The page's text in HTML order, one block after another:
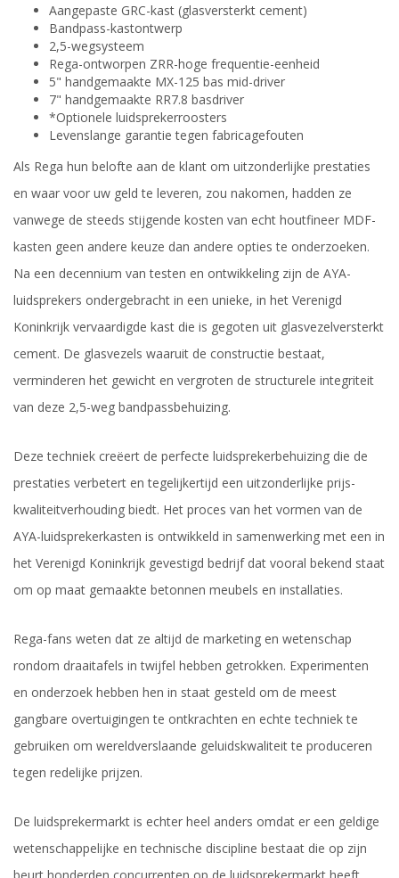
Aangepaste GRC-kast (glasversterkt cement)
Bandpass-kastontwerp
2,5-wegsysteem
Rega-ontworpen ZRR-hoge frequentie-eenheid
5" handgemaakte MX-125 bas mid-driver
7" handgemaakte RR7.8 basdriver
*Optionele luidsprekerroosters
Levenslange garantie tegen fabricagefouten
Als Rega hun belofte aan de klant om uitzonderlijke prestaties
en waar voor uw geld te leveren, zou nakomen, hadden ze
vanwege de steeds stijgende kosten van echt houtfineer MDF-
kasten geen andere keuze dan andere opties te onderzoeken.
Na een decennium van testen en ontwikkeling zijn de AYA-
luidsprekers ondergebracht in een unieke, in het Verenigd
Koninkrijk vervaardigde kast die is gegoten uit glasvezelversterkt
cement. De glasvezels waaruit de constructie bestaat,
verminderen het gewicht en vergroten de structurele integriteit
van deze 2,5-weg bandpassbehuizing.
Deze techniek creëert de perfecte luidsprekerbehuizing die de
prestaties verbetert en tegelijkertijd een uitzonderlijke prijs-
kwaliteitverhouding biedt. Het proces van het vormen van de
AYA-luidsprekerkasten is ontwikkeld in samenwerking met een in
het Verenigd Koninkrijk gevestigd bedrijf dat vooral bekend staat
om op maat gemaakte betonnen meubels en installaties.
Rega-fans weten dat ze altijd de marketing en wetenschap
rondom draaitafels in twijfel hebben getrokken. Experimenten
en onderzoek hebben hen in staat gesteld om de meest
gangbare overtuigingen te ontkrachten en echte techniek te
gebruiken om wereldverslaande geluidskwaliteit te produceren
tegen redelijke prijzen.
De luidsprekermarkt is echter heel anders omdat er een geldige
wetenschappelijke en technische discipline bestaat die op zijn